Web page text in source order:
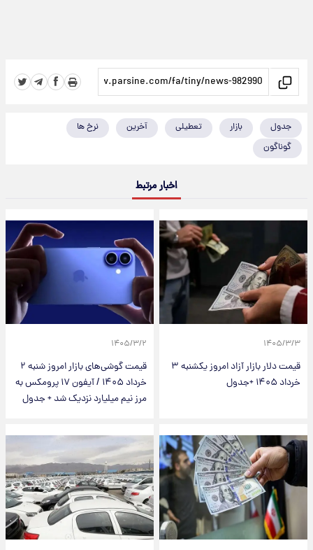
جدول بازار تعطیلی آخرین
نرخ ها
گوناگون
اخبار مرتبط
۱۴۰۵/۳/۳
قیمت دلار بازار آزاد امروز یکشنبه ۳
خرداد ۱۴۰۵ +جدول
۱۴۰۵/۳/۲
قیمت گوشی‌های بازار امروز شنبه ۲
خرداد ۱۴۰۵ / آیفون ۱۷ پرومکس به
مرز نیم میلیارد نزدیک شد + جدول